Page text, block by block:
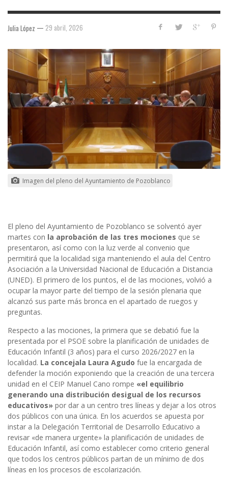
Julia López — 29 abril, 2026
Imagen del pleno del Ayuntamiento de Pozoblanco
El pleno del Ayuntamiento de Pozoblanco se solventó ayer
martes con la aprobación de las tres mociones que se
presentaron, así como con la luz verde al convenio que
permitirá que la localidad siga manteniendo el aula del Centro
Asociación a la Universidad Nacional de Educación a Distancia
(UNED). El primero de los puntos, el de las mociones, volvió a
ocupar la mayor parte del tiempo de la sesión plenaria que
alcanzó sus parte más bronca en el apartado de ruegos y
preguntas.
Respecto a las mociones, la primera que se debatió fue la
presentada por el PSOE sobre la planificación de unidades de
Educación Infantil (3 años) para el curso 2026/2027 en la
localidad. La concejala Laura Agudo fue la encargada de
defender la moción exponiendo que la creación de una tercera
unidad en el CEIP Manuel Cano rompe «el equilibrio
generando una distribución desigual de los recursos
educativos» por dar a un centro tres líneas y dejar a los otros
dos públicos con una única. En los acuerdos se apuesta por
instar a la Delegación Territorial de Desarrollo Educativo a
revisar «de manera urgente» la planificación de unidades de
Educación Infantil, así como establecer como criterio general
que todos los centros públicos partan de un mínimo de dos
líneas en los procesos de escolarización.